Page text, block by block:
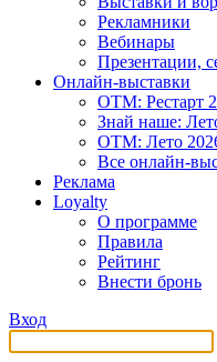
Рекламники
Вебинары
Презентации,
Онлайн-выставки
OTM: Рестарт
Знай наше:
OTM: Лето
Все онлайн-
Реклама
Loyalty
О программе
Правила
Рейтинг
Внести бронь
Вход